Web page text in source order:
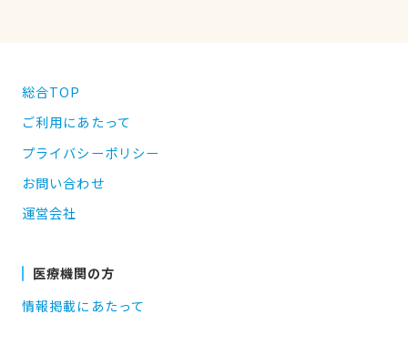
総合TOP
ご利用にあたって
プライバシーポリシー
お問い合わせ
運営会社
医療機関の方
情報掲載にあたって